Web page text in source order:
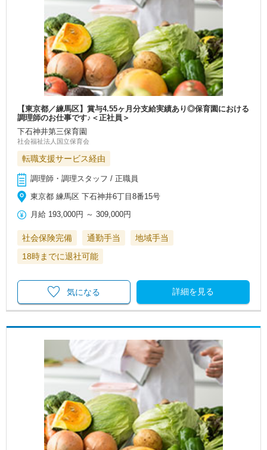
【東京都／練馬区】賞与4.55ヶ月分支給実績あり◎保育園における
調理師のお仕事です♪＜正社員＞
下石神井第三保育園
社会福祉法人国立保育会
転職支援サービス経由
調理師・調理スタッフ / 正職員
東京都 練馬区 下石神井6丁目8番15号
月給 193,000円 ～309,000円
社会保険完備 通勤手当
地域手当
18時までに退社可能
詳細を見る
気になる